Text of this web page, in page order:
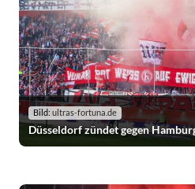
Bild: ultras-fortuna.de
Düsseldorf zündet gegen